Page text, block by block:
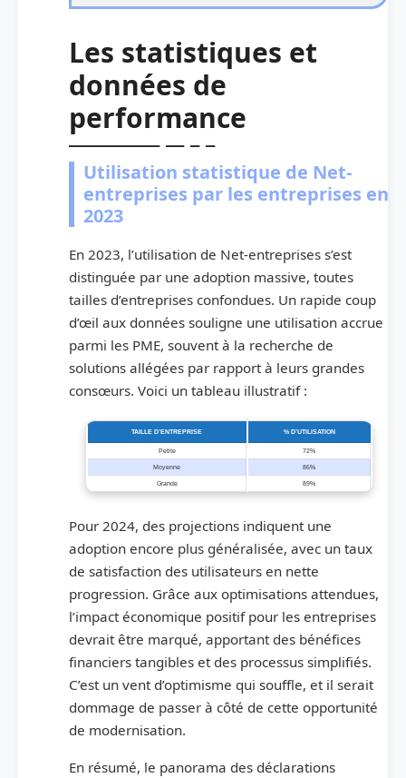
Les statistiques et
données de
performance
Utilisation statistique de Net-
entreprises par les entreprises en
2023
En 2023, l’utilisation de Net-entreprises s’est
distinguée par une adoption massive, toutes
tailles d’entreprises confondues. Un rapide coup
d’œil aux données souligne une utilisation accrue
parmi les PME, souvent à la recherche de
solutions allégées par rapport à leurs grandes
consœurs. Voici un tableau illustratif :
TAILLE D’ENTREPRISE % D’UTILISATION
Petite 72%
Moyenne 86%
Grande 89%
Pour 2024, des projections indiquent une
adoption encore plus généralisée, avec un taux
de satisfaction des utilisateurs en nette
progression. Grâce aux optimisations attendues,
l’impact économique positif pour les entreprises
devrait être marqué, apportant des bénéfices
financiers tangibles et des processus simplifiés.
C’est un vent d’optimisme qui souffle, et il serait
dommage de passer à côté de cette opportunité
de modernisation.
En résumé, le panorama des déclarations